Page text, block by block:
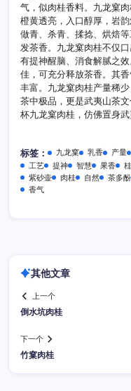
气，似肉桂香料。九龙窠
橙黄透亮，入口醇厚，岩
做青、杀青、揉捻、烘焙
发茶香。九龙窠肉桂不仅
有提神醒脑、消食解腻之
佳，可充分释放茶香。其
丰富。九龙窠肉桂产量稀
茶中极品，更是武夷山茶
杯九龙窠肉桂，仿佛置身
标签： 九龙窠 乳香 产量
工艺
提神 智慧 果香
紫砂壶
肉桂 自然 茶多酚
香气
其他文章
上一个
倒水坑肉桂
下一个
竹窠肉桂